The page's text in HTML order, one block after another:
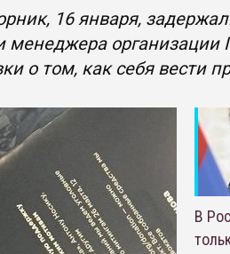
16 января,
менеджера
о том, как себя вести
В